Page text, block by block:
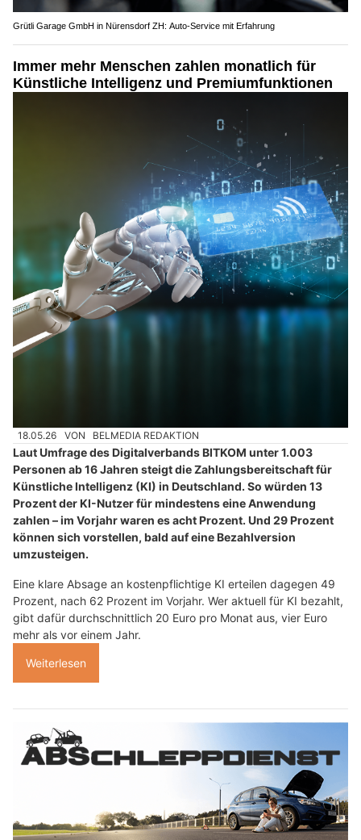
Grütli Garage GmbH in Nürensdorf ZH: Auto-Service mit Erfahrung
Immer mehr Menschen zahlen monatlich für
Künstliche Intelligenz und Premiumfunktionen
18.05.26 VON BELMEDIA REDAKTION
Laut Umfrage des Digitalverbands BITKOM unter 1.003
Personen ab 16 Jahren steigt die Zahlungsbereitschaft für
Künstliche Intelligenz (KI) in Deutschland. So würden 13
Prozent der KI-Nutzer für mindestens eine Anwendung
zahlen – im Vorjahr waren es acht Prozent. Und 29 Prozent
können sich vorstellen, bald auf eine Bezahlversion
umzusteigen.
Eine klare Absage an kostenpflichtige KI erteilen dagegen 49
Prozent, nach 62 Prozent im Vorjahr. Wer aktuell für KI bezahlt,
gibt dafür durchschnittlich 20 Euro pro Monat aus, vier Euro
mehr als vor einem Jahr.
Weiterlesen